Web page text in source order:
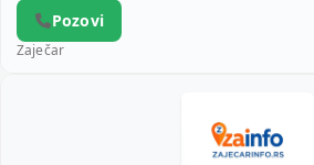
Pozovi
Zaječar